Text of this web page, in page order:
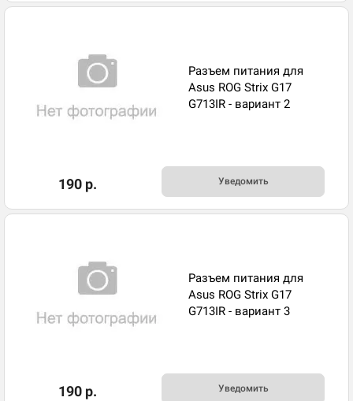
Разъем питания для
Asus ROG Strix G17
G713IR - вариант 2
190 р. Уведомить
Разъем питания для
Asus ROG Strix G17
G713IR - вариант 3
190 р. Уведомить